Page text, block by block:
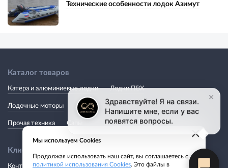
Технические особенности лодок Азимут
Каталог товаров
Катера и алюминиевые лодки Лодки ПВХ
Лодочные моторы Аксессуары Эхолоты Снаряжение
Прочая техника Сапы
Клиентский сервис
Контакты Акции Сервис-центр Оплата Доставка
×
Мы используем Cookies
Продолжая использовать наш сайт, вы соглашаетесь с
политикой использования Cookies. Это файлы в